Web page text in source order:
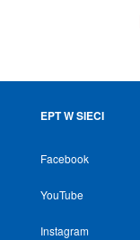
EPT W SIECI
Facebook
YouTube
Instagram